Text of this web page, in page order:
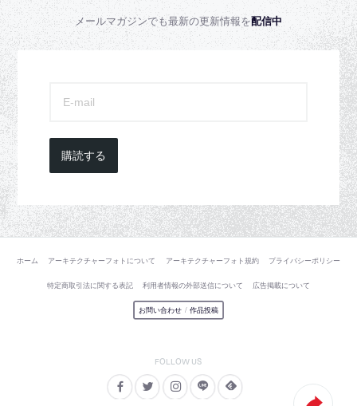
メールマガジンでも最新の更新情報を配信中
購読する
ホーム アーキテクチャーフォトについて アーキテクチャーフォト規約 プライバシーポリシー
特定商取引法に関する表記 利用者情報の外部送信について 広告掲載について
お問い合わせ / 作品投稿